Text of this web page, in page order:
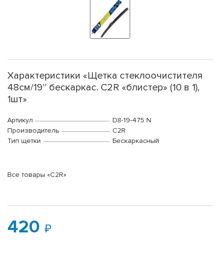
Характеристики «Щетка стеклоочистителя
48см/19'' бескаркас. C2R «блистер» (10 в 1),
1шт»
Артикул
D8-19-475 N
Производитель
C2R
Тип щетки
Бескаркасный
Все товары «C2R»
420